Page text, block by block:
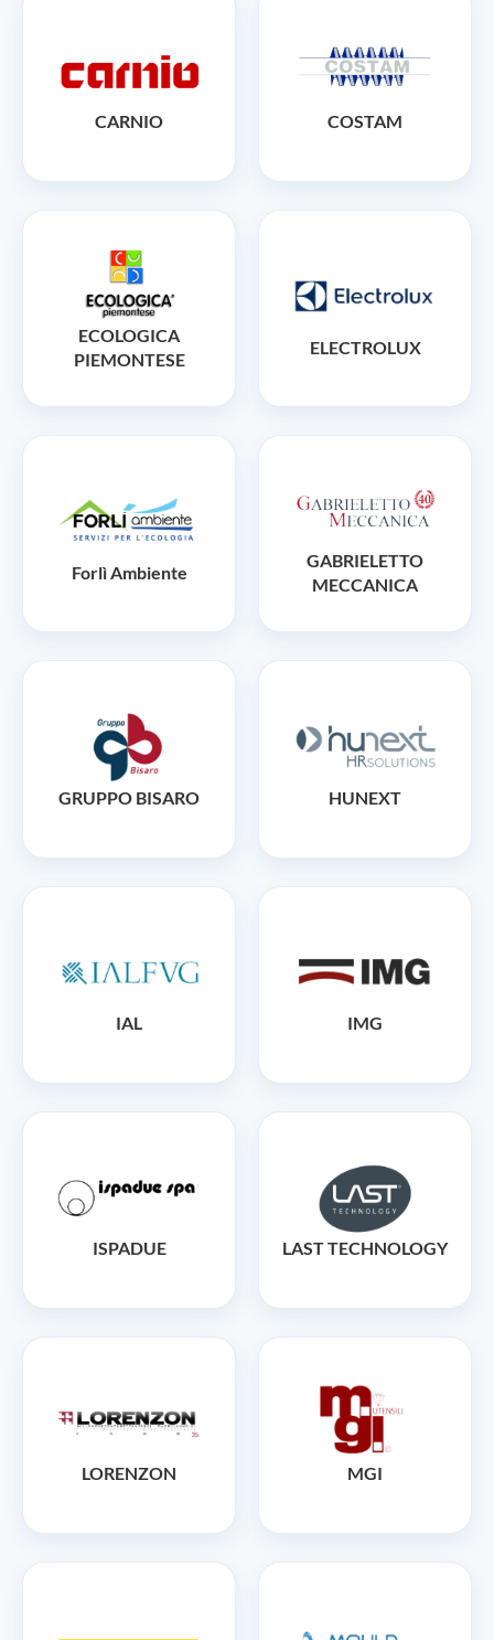
CARNIO COSTAM
ECOLOGICA
PIEMONTESE
ELECTROLUX
Forlì Ambiente
GABRIELETTO
MECCANICA
GRUPPO BISARO HUNEXT
IAL IMG
ISPADUE LAST TECHNOLOGY
LORENZON MGI